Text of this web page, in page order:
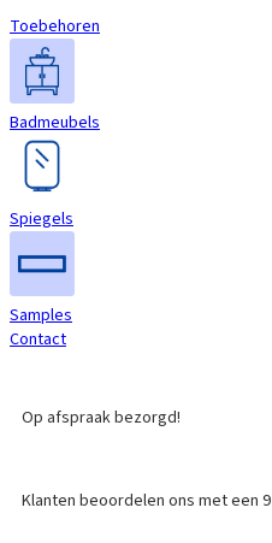
Toebehoren
Badmeubels
Spiegels
Samples
Contact
Op afspraak bezorgd!
Klanten beoordelen ons met een 9